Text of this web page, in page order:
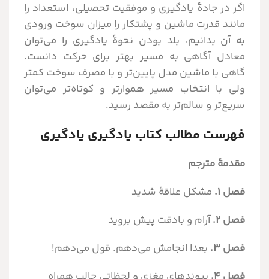
اگر در جادۀ یادگیری و موفقیت تحصیلی، استعداد را
مانند قدرت ماشین و پشتکار را میزان سوخت ورودی
به آن بدانیم، بلد بودن نحوۀ یادگیری را می­‌توان
معادل آگاهی به مسیر بهتر برای حرکت دانست.
گاهی با ماشین مدل پایین‌­تر و با مصرف سوخت کمتر
ولی با انتخاب مسیر هموارتر و کوتاه‌­تر می‌­توان
سریع‌­تر و سالم­‌تر به مقصد رسید.
فهرست مطالب کتاب یادگیری یادگیری
مقدمۀ مترجم
فصل ۱.
مشکل علاقۀ شدید
فصل ۲.
آرام و بادقت پیش بروید
فصل ۳.
بعدا انجامش می‌دهم. قول می‌دهم!